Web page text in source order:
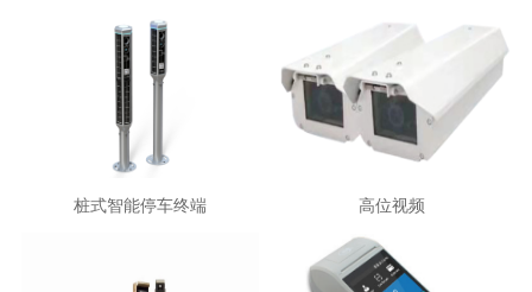
桩式智能停车终端 高位视频